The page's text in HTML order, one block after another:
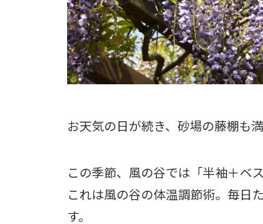
お天気の日が続き、砂場の藤棚も
この季節、風の谷では「半袖＋ベ
これは風の谷の体温調節術。毎日
す。